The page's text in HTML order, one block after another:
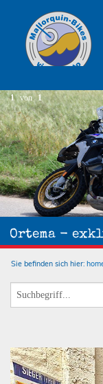
Ortema -
1 von 1
Sie befinden sich hier: